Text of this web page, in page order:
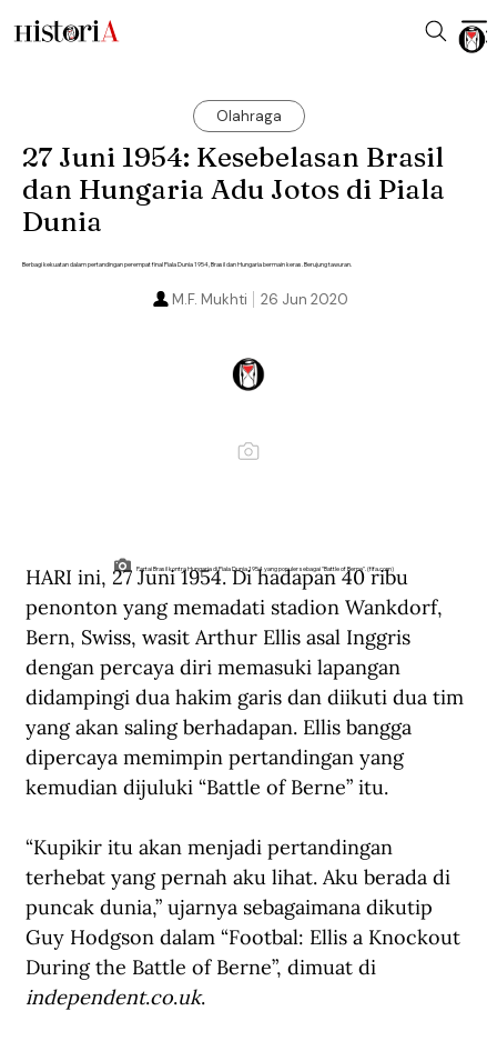
Olahraga
27 Juni 1954: Kesebelasan Brasil
dan Hungaria Adu Jotos di Piala
Dunia
Berbagi kekuatan dalam pertandingan perempat final Piala Dunia 1954, Brasil dan Hungaria bermain keras. Berujung tawuran.
26 Jun 2020
M.F. Mukhti
Partai Brasil kontra Hungaria di Piala Dunia 1954 yang populer sebagai "Battle of Berne". (fifa.com)
HARI ini, 27 Juni 1954. Di hadapan 40 ribu
penonton yang memadati stadion Wankdorf,
Bern, Swiss, wasit Arthur Ellis asal Inggris
dengan percaya diri memasuki lapangan
didampingi dua hakim garis dan diikuti dua tim
yang akan saling berhadapan. Ellis bangga
dipercaya memimpin pertandingan yang
kemudian dijuluki “Battle of Berne” itu.
“Kupikir itu akan menjadi pertandingan
terhebat yang pernah aku lihat. Aku berada di
puncak dunia,” ujarnya sebagaimana dikutip
Guy Hodgson dalam “Footbal: Ellis a Knockout
During the Battle of Berne”, dimuat di
independent.co.uk.